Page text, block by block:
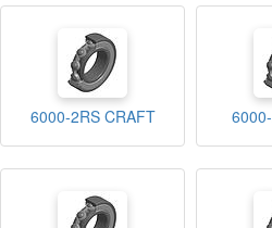
6000-2RS CRAFT